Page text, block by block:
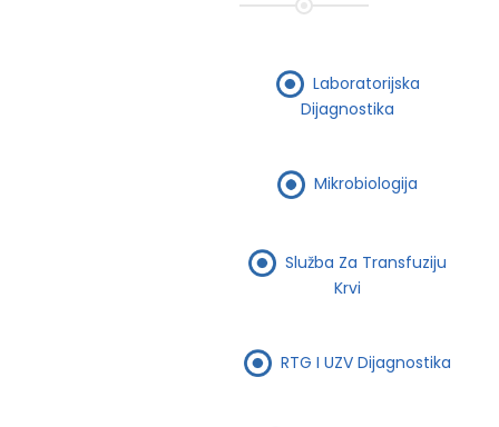
Laboratorijska
Dijagnostika
Mikrobiologija
Služba Za Transfuziju
Krvi
RTG I UZV Dijagnostika